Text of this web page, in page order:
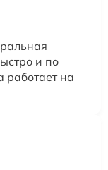
и по
работает на